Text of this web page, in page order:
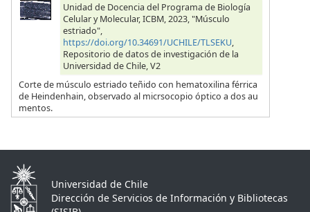
Unidad de Docencia del Programa de Biología
Celular y Molecular, ICBM, 2023, "Músculo
estriado",
https://doi.org/10.34691/UCHILE/TLSEKU,
Repositorio de datos de investigación de la
Universidad de Chile, V2
Corte de músculo estriado teñido con hematoxilina férrica
de Heindenhain, observado al micrsocopio óptico a dos au
mentos.
Universidad de Chile
Dirección de Servicios de Información y Bibliotecas